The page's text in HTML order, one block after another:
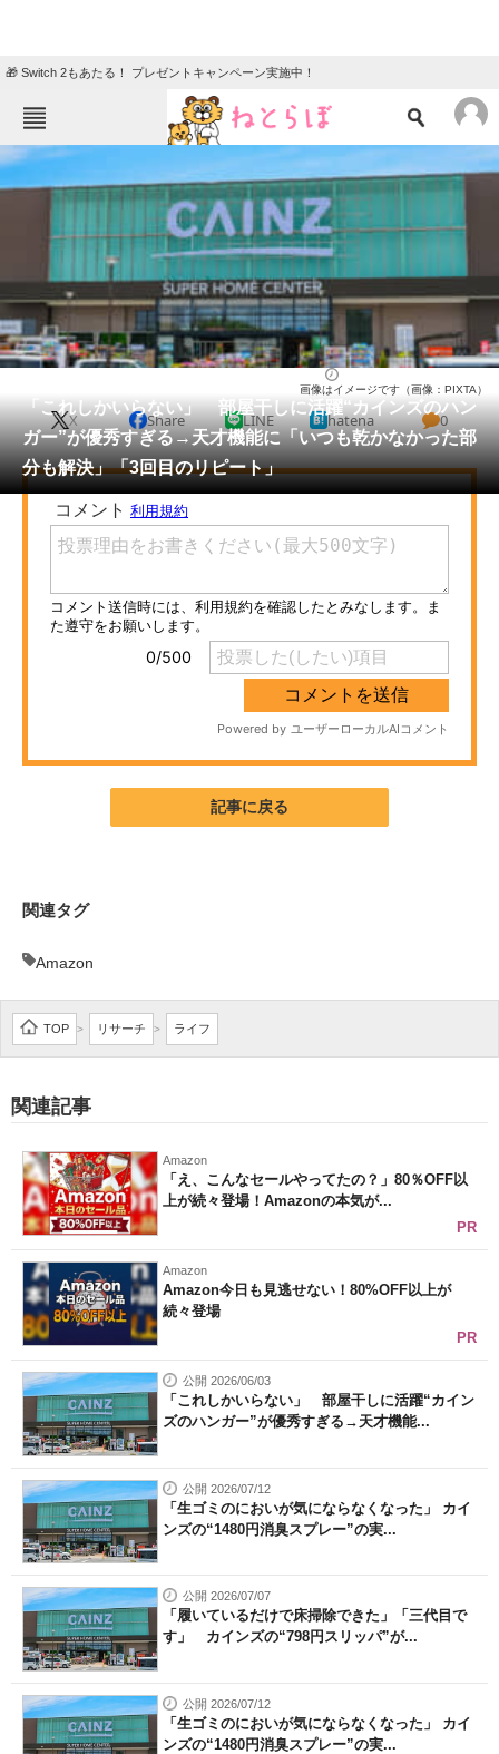
🎁 Switch 2もあたる！ プレゼントキャンペーン実施中！
ねとらぼメニュー
TOP ニュース
クイズ
住まい 教育・育児
動物 リサーチ
会員記事
メディア
注目記事を集めた総合ページ
ITの今と未来を見通す
スマホと通信の最新トレンド
進化するPCとデバイスの未来
AI活用のいまが分かる
企業向けIT製品の総合サイト
製造業のIT導入・活用を支援
モノづくり技術者専門サイト
エレクトロニクス専門サイト
電子設計の基本と応用
エネルギーの専門メディア
建設×テクノロジーの最前線
ちょっと気になるネットの話題
「これしかいらない」 部屋干しに活躍“カインズのハン
ガー”が優秀すぎる→天才機能に「いつも乾かなかった部
分も解決」「3回目のリピート」
画像はイメージです（画像：PIXTA）
X Share LINE hatena 0
記事に戻る
関連タグ
Amazon
TOP > リサーチ > ライフ
関連記事
Amazon
「え、こんなセールやってたの？」80％OFF以
上が続々登場！Amazonの本気が...
PR
Amazon
Amazon今日も見逃せない！80%OFF以上が
続々登場
PR
公開 2026/06/03
「これしかいらない」 部屋干しに活躍“カイン
ズのハンガー”が優秀すぎる→天才機能...
公開 2026/07/12
「生ゴミのにおいが気にならなくなった」 カイ
ンズの“1480円消臭スプレー”の実...
公開 2026/07/07
「履いているだけで床掃除できた」「三代目で
す」 カインズの“798円スリッパ”が...
公開 2026/07/12
「生ゴミのにおいが気にならなくなった」 カイ
ンズの“1480円消臭スプレー”の実...